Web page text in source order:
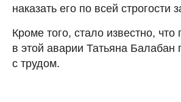
наказать его по всей строгости
Кроме того, стало известно,
в этой аварии Татьяна Балабан
с трудом.